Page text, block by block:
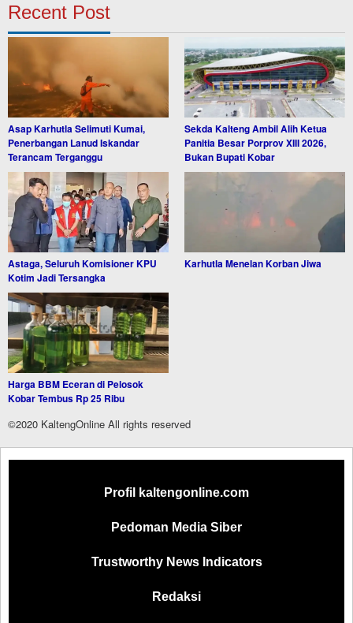
Recent Post
Asap Karhutla Selimuti Kumai,
Penerbangan Lanud Iskandar
Terancam Terganggu
Sekda Kalteng Ambil Alih Ketua
Panitia Besar Porprov XIII 2026,
Bukan Bupati Kobar
Astaga, Seluruh Komisioner KPU
Kotim Jadi Tersangka
Karhutla Menelan Korban Jiwa
Harga BBM Eceran di Pelosok
Kobar Tembus Rp 25 Ribu
©2020 KaltengOnline All rights reserved
Profil kaltengonline.com
Pedoman Media Siber
Trustworthy News Indicators
Redaksi